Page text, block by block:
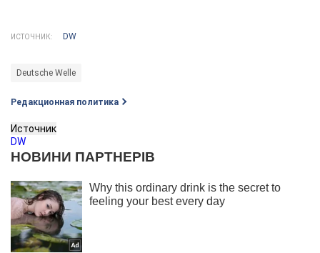
ИСТОЧНИК: DW
Deutsche Welle
Редакционная политика
Источник
DW